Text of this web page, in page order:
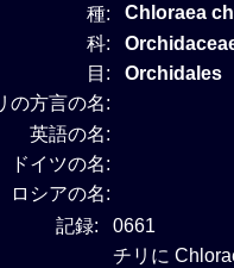
種:
Chloraea
科:
目:
Orchidales
の方言の名:
英語の名:
ドイツの名:
ロシアの名:
記録:
0661
チリに